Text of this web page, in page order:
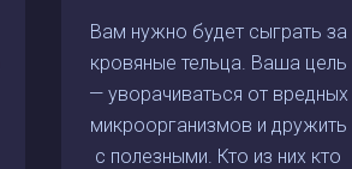
Вам нужно будет сыграть за
кровяные тельца. Ваша цель
— уворачиваться от вредных
микроорганизмов и дружить
с полезными. Кто из них кто